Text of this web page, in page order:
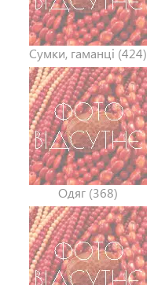
Сумки, гаманці (424)
Одяг (368)